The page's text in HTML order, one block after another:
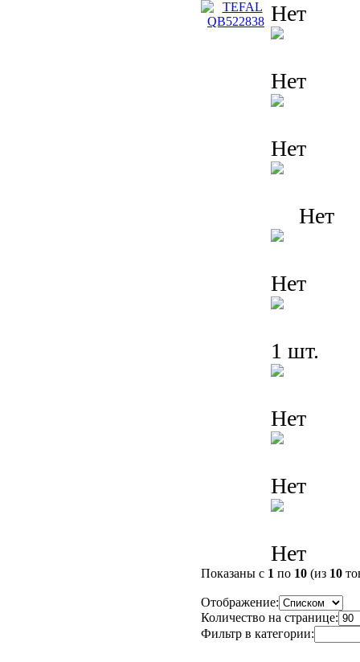
Нет
Нет
Нет
Нет
Нет
1 шт.
Нет
Нет
Нет
Показаны с 1 по 10 (из 10
Отображение:
Количество на странице:
Фильтр в категории: